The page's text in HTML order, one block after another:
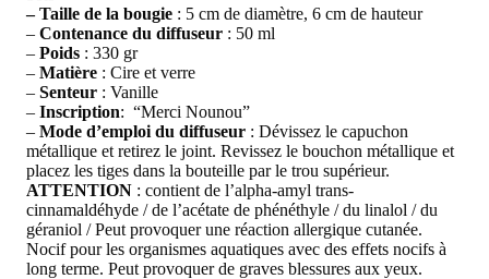
– Taille de la bougie : 5 cm de diamètre, 6 cm de hauteur
– Contenance du diffuseur : 50 ml
– Poids : 330 gr
– Matière : Cire et verre
– Senteur : Vanille
– Inscription: “Merci Nounou”
– Mode d’emploi du diffuseur : Dévissez le capuchon
métallique et retirez le joint. Revissez le bouchon métallique et
placez les tiges dans la bouteille par le trou supérieur.
ATTENTION : contient de l’alpha-amyl trans-
cinnamaldéhyde / de l’acétate de phénéthyle / du linalol / du
géraniol / Peut provoquer une réaction allergique cutanée.
Nocif pour les organismes aquatiques avec des effets nocifs à
long terme. Peut provoquer de graves blessures aux yeux.